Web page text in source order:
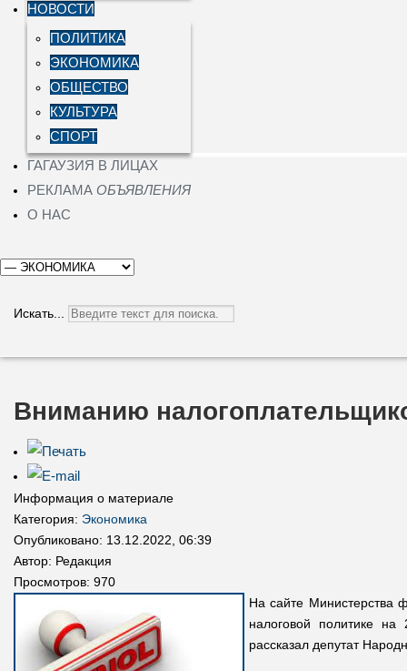
НОВОСТИ
ПОЛИТИКА
ЭКОНОМИКА
ОБЩЕСТВО
КУЛЬТУРА
СПОРТ
ГАГАУЗИЯ В ЛИЦАХ
РЕКЛАМА ОБЪЯВЛЕНИЯ
О НАС
Искать...
Вниманию
Информация о материале
Категория: Экономика
Опубликовано: 13.12.2022, 06:39
Автор: Редакция
Просмотров: 970
На сайте Министерства
налоговой политике
рассказал депутат